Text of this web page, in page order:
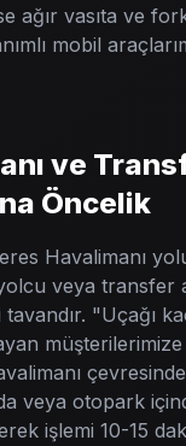
ağır vasıta ve
mobil
ve
Öncelik
Havalimanı
veya transfer
"Uçağı
veya otopark
işlemi 10-15